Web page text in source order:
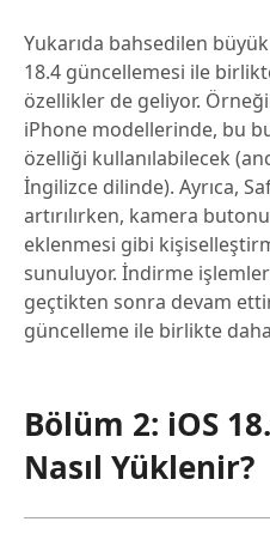
Yukarıda bahsedilen
18.4 güncellemesi ile
özellikler de geliyor.
iPhone modellerinde, bu
özelliği kullanılabilecek
İngilizce dilinde). Ayrıca,
artırılırken, kamera
eklenmesi gibi
sunuluyor. İndirme
geçtikten sonra devam
güncelleme ile birlikte
Bölüm 2: iOS
Nasıl Yüklenir?